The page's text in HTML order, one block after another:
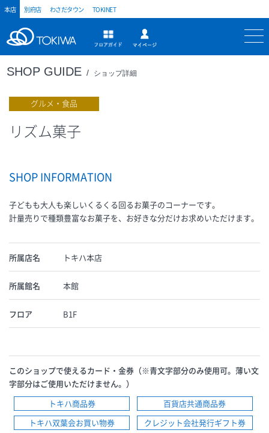
本店 別府店 わさだタウン TOKINET
トキハ フロアガイド
SHOP GUIDE ショップ詳細
リズム菓子
グルメ・食品
SHOP INFORMATION
子どもも大人も楽しいくるくる回るお菓子のコーナーです。
計量売りで種類豊富なお菓子を、お好きな分だけお求めいただけます。
所属店名 トキハ本店
所属館名 本館
フロア B1F
このショップで使えるカード・金券（※青文字部分のみ使用可。薄い文
字部分はご使用いただけません。）
トキハ商品券
百貨店共通商品券
トキハ双葉会お買い物券
クレジット会社発行ギフト券